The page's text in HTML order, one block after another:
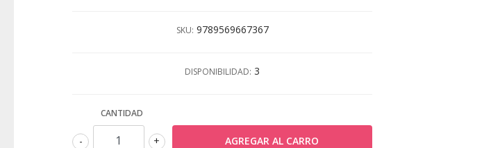
SKU: 9789569667367
DISPONIBILIDAD: 3
CANTIDAD
+
-